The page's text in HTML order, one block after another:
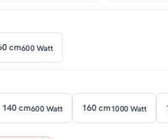
cm600 Watt
140 cm600 Watt 160 cm1000 Watt